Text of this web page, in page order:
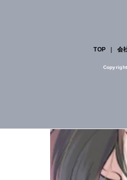
TOP | 会